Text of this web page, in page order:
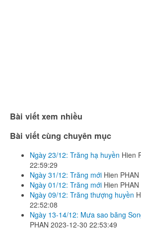
Bài viết xem nhiều
Bài viết cùng chuyên mục
Ngày 23/12: Trăng hạ huyền Hien
22:59:29
Ngày 31/12: Trăng mới Hien PHAN
Ngày 01/12: Trăng mới Hien PHAN
Ngày 09/12: Trăng thượng huyền
22:52:08
Ngày 13-14/12: Mưa sao băng
PHAN 2023-12-30 22:53:49